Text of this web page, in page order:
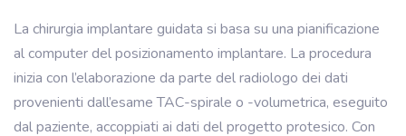
La chirurgia implantare guidata si basa su una pianificazione
al computer del posizionamento implantare. La procedura
inizia con l’elaborazione da parte del radiologo dei dati
provenienti dall’esame TAC-spirale o -volumetrica, eseguito
dal paziente, accoppiati ai dati del progetto protesico. Con